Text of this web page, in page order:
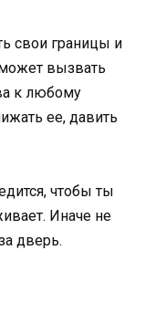
свои границы и
вызвать
к любому
ее, давить
чтобы ты
Иначе не
дверь.